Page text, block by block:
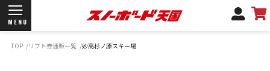
MENU
TOP リフト券通販一覧 妙高杉ノ原スキー場